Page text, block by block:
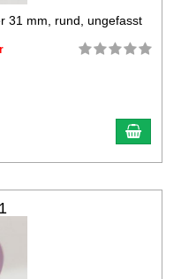
31 mm, rund, ungefasst